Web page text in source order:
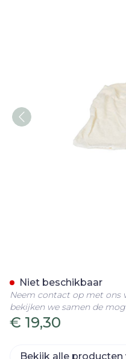
€ 19,30
Niet beschikbaar
Neem contact op met ons
bekijken we samen de
Bekijk alle producten